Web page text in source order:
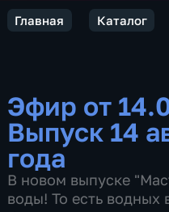
Главная Каталог
Эфир от
Выпуск 14
года
В новом выпуске
воды! То есть водных